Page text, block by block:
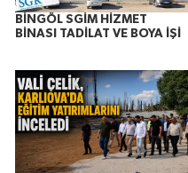
BİNGÖL SGİM HİZMET
BİNASI TADİLAT VE BOYA İŞİ